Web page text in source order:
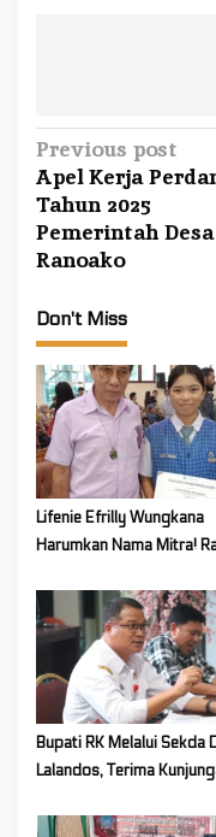
P
o
s
t
a
v
i
g
a
t
i
o
n
Previous post
Apel Kerja
Tahun 2025
Pemerintah Desa
Ranoako
Don't Miss
Lifenie Efrilly Wungkana
Harumkan Nama Mitra!
Tingkat Provinsi
Bupati RK Melalui Sekda
Lalandos, Terima
Mekanisme Pinjaman